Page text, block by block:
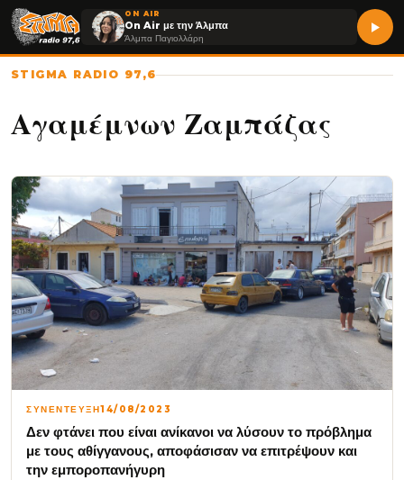
ON AIR
On Air με την Άλμπα
Άλμπα Παγιολλάρη
STIGMA RADIO 97,6
Αγαμέμνων Ζαμπάζας
ΣΥΝΕΝΤΕΥΞΗ14/08/2023
Δεν φτάνει που είναι ανίκανοι να λύσουν το πρόβλημα
με τους αθίγγανους, αποφάσισαν να επιτρέψουν και
την εμποροπανήγυρη